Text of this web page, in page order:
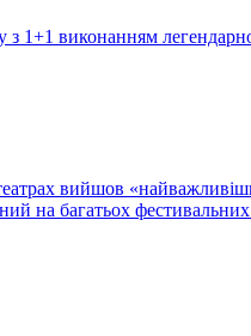
1+1 виконанням
вийшов
на багатьох